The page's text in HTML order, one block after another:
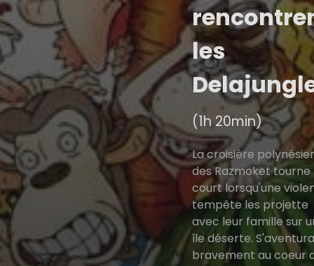
les
(1h 20min)
La croisière
des Razmoket tourne
court lorsqu'une
tempête les projette
avec leur famille sur
île déserte.
bravement au coeur